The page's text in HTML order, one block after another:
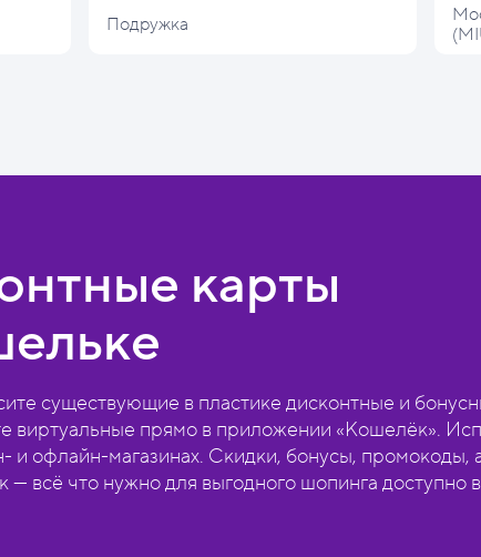
Подружка
карты
существующие в пластике дисконтные и
виртуальные прямо в приложении «Кошелёк».
и офлайн-магазинах. Скидки, бонусы, промокоды,
— всё что нужно для выгодного шопинга доступно